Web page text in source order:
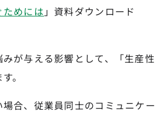
めには 」資料ダウンロード
が与える影響として、「生産性
。
合、従業員同士のコミュニケー